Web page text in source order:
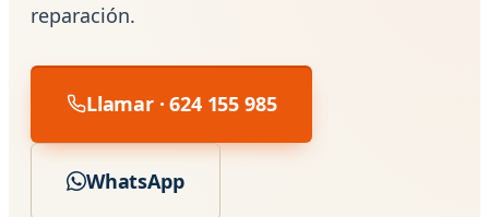
reparación.
Llamar · 624 155 985
WhatsApp